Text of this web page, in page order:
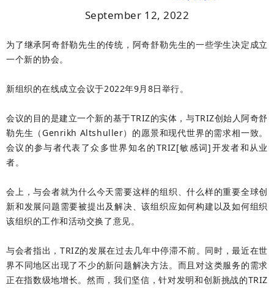
September 12, 2022
为了继承阿奇舒勒先生的传统，阿奇舒勒先生的一些学生决定成立
一个新的协会。
新组织的在线成立会议于2022年9月8日举行。
会议的目的是建立一个新的基于TRIZ的实体，与TRIZ创始人阿奇舒
勒先生（Genrikh Altshuller）的愿景和现代世界的需求相一致。
会议的参与者代表了众多世界知名的TRIZ[敏感词]开发者和从业
者。
会上，与会者就为什么今天需要这样的组织、什么样的重要全球创
新和发展问题需要被提出及解决、该组织应如何构建以及如何组织
该组织的工作和活动交换了意见。
与会者指出，TRIZ的发展在过去几年中停滞不前。同时，最近在世
界不同地区出现了不少的新问题解决方法。而且对这类服务的需求
正在指数级地增长。然而，我们坚信，针对发明和创新挑战的TRIZ